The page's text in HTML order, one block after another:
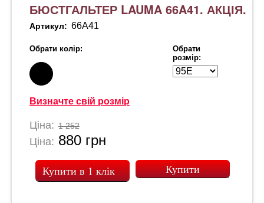
БЮСТГАЛЬТЕР LAUMA 66A41. АКЦІЯ.
Артикул: 66A41
Обрати колір:
Обрати
розмір:
Визначте свій розмір
Ціна: 1 252
Ціна: 880 грн
Купити в 1 клік